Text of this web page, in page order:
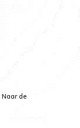
Naar de